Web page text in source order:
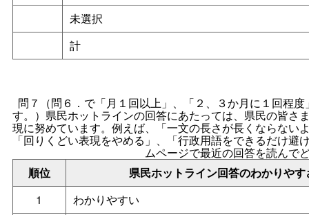
未選択
計
問７（問６．で「月１回以上」、「２、３か月に１回程
す。）県民ホットラインの回答にあたっては、県民の皆さ
現に努めています。例えば、「一文の長さが長くならない
「回りくどい表現をやめる」、「行政用語をできるだけ
ムページで最近の回答を読んで
順位
県民ホットライン回答のわかりや
1
わかりやすい